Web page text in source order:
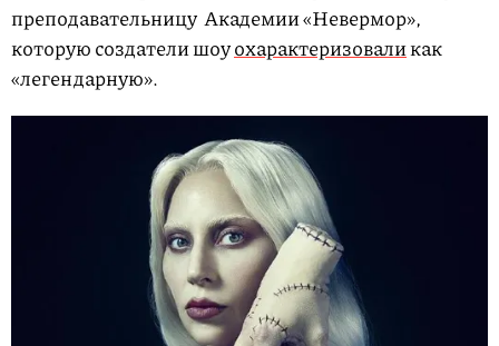
преподавательницу Академии «Невермор»,
которую создатели шоуохарактеризоваликак
«легендарную».